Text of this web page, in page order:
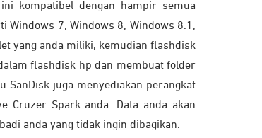
kompatibel dengan hampir semua
Windows 7, Windows 8, Windows 8.1,
yang anda miliki, kemudian flashdisk
flashdisk hp dan membuat folder
SanDisk juga menyediakan perangkat
Cruzer Spark anda. Data anda akan
anda yang tidak ingin dibagikan.